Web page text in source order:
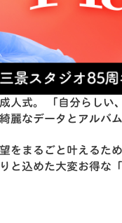
人式。 「自分らしい
麗なデータとアルバ
をまるごと叶えるため
と込めた大変お得な